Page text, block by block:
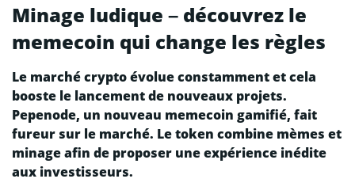
Minage ludique – découvrez le
memecoin qui change les règles
Le marché crypto évolue constamment et cela
booste le lancement de nouveaux projets.
Pepenode, un nouveau memecoin gamifié, fait
fureur sur le marché. Le token combine mèmes et
minage afin de proposer une expérience inédite
aux investisseurs.